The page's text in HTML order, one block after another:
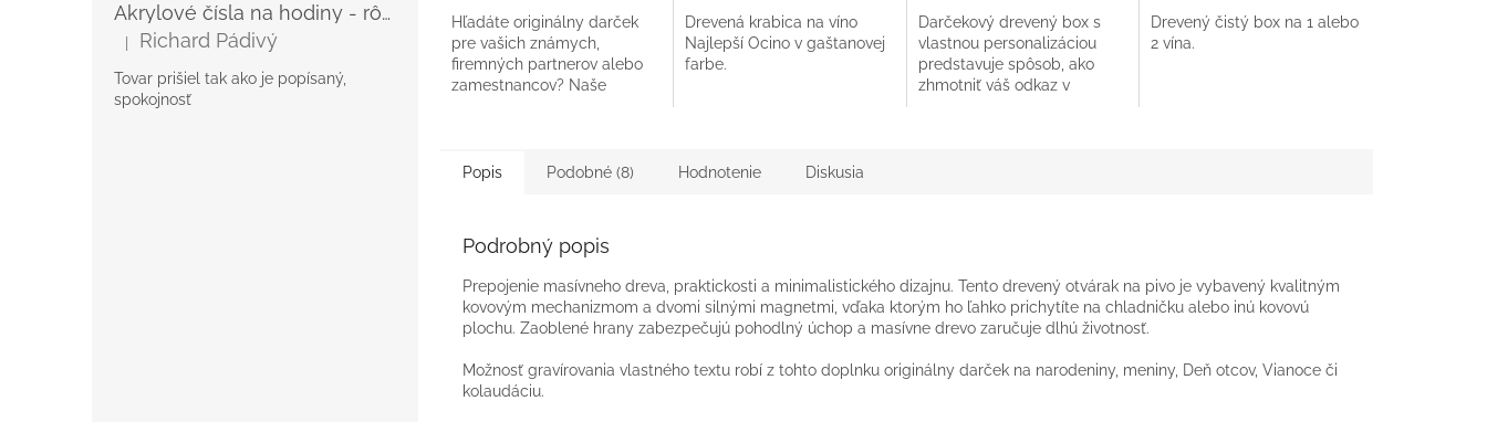
Akrylové čísla na hodiny - rôzne
Hodnotenie produktu je 5 z 5 hviezdičiek.
| Richard Pádivý
Tovar prišiel tak ako je popísaný,
spokojnosť
Hľadáte originálny darček
pre vašich známych,
firemných partnerov alebo
zamestnancov? Naše
Drevená krabica na víno
Najlepší Ocino v gaštanovej
farbe.
Darčekový drevený box s
vlastnou personalizáciou
predstavuje spôsob, ako
zhmotniť váš odkaz v
Drevený čistý box na 1 alebo
2 vína.
Popis Podobné (8) Hodnotenie Diskusia
Podrobný popis
Prepojenie masívneho dreva, praktickosti a minimalistického dizajnu. Tento drevený otvárak na pivo je vybavený kvalitným
kovovým mechanizmom a dvomi silnými magnetmi, vďaka ktorým ho ľahko prichytíte na chladničku alebo inú kovovú
plochu. Zaoblené hrany zabezpečujú pohodlný úchop a masívne drevo zaručuje dlhú životnosť.
Možnosť gravírovania vlastného textu robí z tohto doplnku originálny darček na narodeniny, meniny, Deň otcov, Vianoce či
kolaudáciu.